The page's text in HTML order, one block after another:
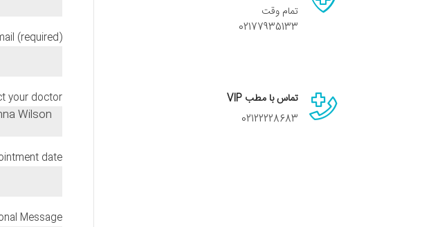
(required)
your doctor
Wilson
date
Message
تمام وقت
02177935133
تماس با مطب VIP
02122228683